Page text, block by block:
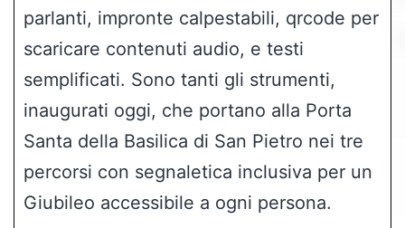
parlanti, impronte calpestabili, qrcode per
scaricare contenuti audio, e testi
semplificati. Sono tanti gli strumenti,
inaugurati oggi, che portano alla Porta
Santa della Basilica di San Pietro nei tre
percorsi con segnaletica inclusiva per un
Giubileo accessibile a ogni persona.